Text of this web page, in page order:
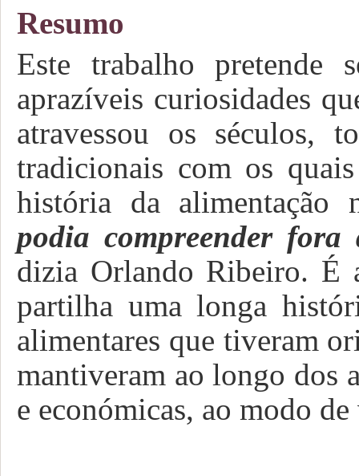
Resumo
Este trabalho pretende
aprazíveis curiosidades
atravessou os séculos,
tradicionais com os
história da alimentação
podia compreender fora
dizia Orlando Ribeiro. É
partilha uma longa
alimentares que tiveram
mantiveram ao longo dos
e económicas, ao modo